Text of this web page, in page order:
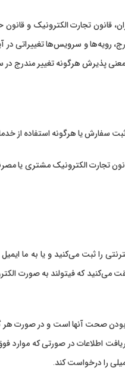
قانون تجارت الکترونیک و
رویه‏‌ها و سرویس‏‌ها تغییراتی
پذیرش هرگونه تغییر مندرج
سفارش یا هرگونه استفاده از
تجارت الکترونیک مشتری یا
را ثبت می‏‌کنید و یا به ما ایمیل
می‌‏کنید که فیتولند به صورت
صحت آنها است و در صورت هر
اطلاعات در صورتی که موارد
را درخواست کند.